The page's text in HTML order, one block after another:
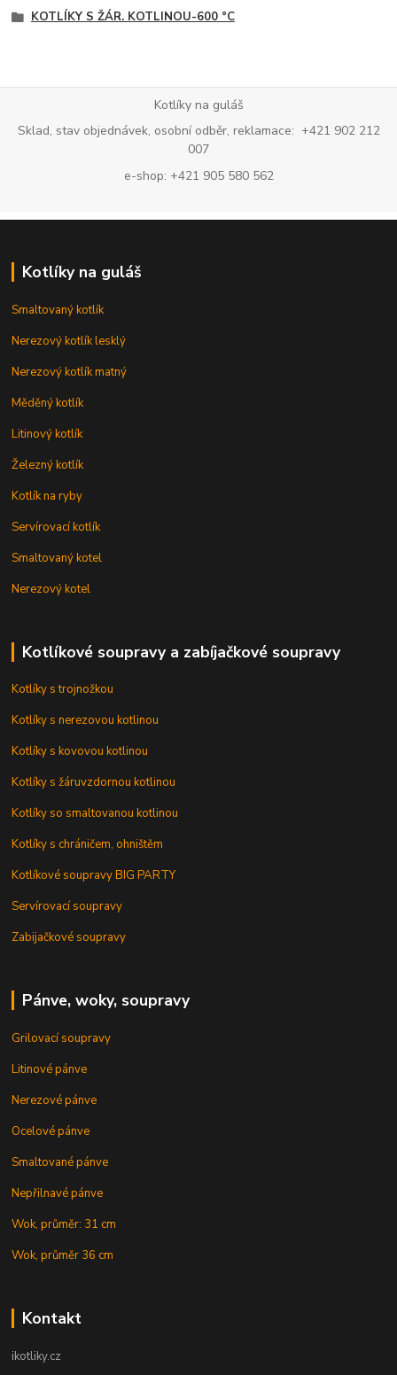
KOTLÍKY S ŽÁR. KOTLINOU-600 °C
Kotlíky na guláš
Sklad, stav objednávek, osobní odběr, reklamace: +421 902 212
007
e-shop: +421 905 580 562
Kotlíky na guláš
Smaltovaný kotlík
Nerezový kotlík lesklý
Nerezový kotlík matný
Měděný kotlík
Litinový kotlík
Železný kotlík
Kotlík na ryby
Servírovací kotlík
Smaltovaný kotel
Nerezový kotel
Kotlíkové soupravy a zabíjačkové soupravy
Kotlíky s trojnožkou
Kotlíky s nerezovou kotlinou
Kotlíky s kovovou kotlinou
Kotlíky s žáruvzdornou kotlinou
Kotlíky so smaltovanou kotlinou
Kotlíky s chráničem, ohništěm
Kotlíkové soupravy BIG PARTY
Servírovací soupravy
Zabijačkové soupravy
Pánve, woky, soupravy
Grilovací soupravy
Litinové pánve
Nerezové pánve
Ocelové pánve
Smaltované pánve
Nepřilnavé pánve
Wok, průměr: 31 cm
Wok, průměr 36 cm
Kontakt
ikotliky.cz